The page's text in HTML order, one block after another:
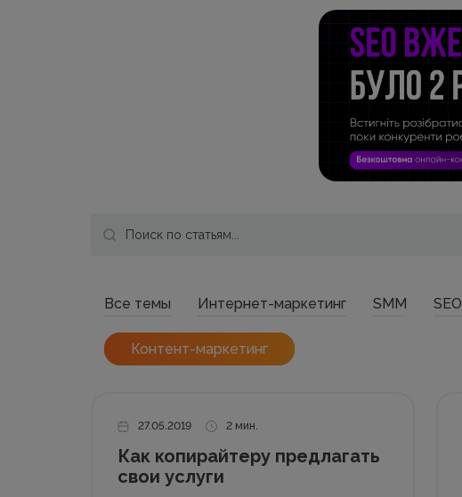
Все темы Интернет-маркетинг SMM SEO
Контент-маркетинг
27.05.2019 2 мин.
Как копирайтеру предлагать
свои услуги